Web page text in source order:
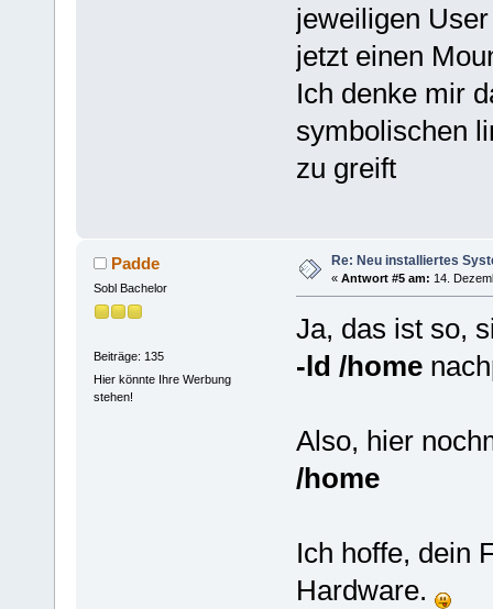
jeweiligen
jetzt einen
Ich denke mir
symbolischen
zu greift
Padde
Sobl Bachelor
Beiträge: 135
Hier könnte Ihre Werbung
stehen!
Re: Neu installiertes
« Antwort #5 am: 14.
Ja, das ist so,
-ld /home
Also, hier
/home
Ich hoffe, dein
Hardware.